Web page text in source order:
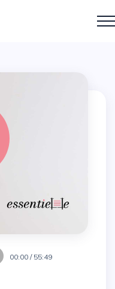
00:00 / 55:49